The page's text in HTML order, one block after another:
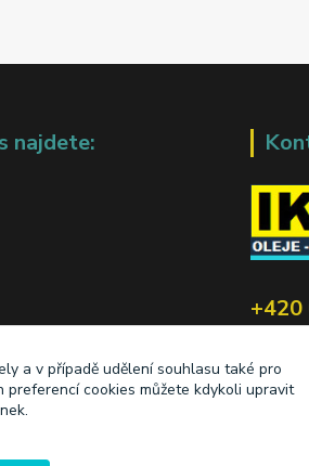
najdete:
+420
a v případě udělení souhlasu také pro
preferencí cookies můžete kdykoli upravit